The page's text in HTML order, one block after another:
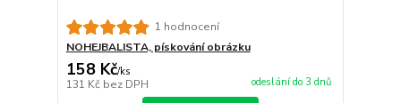
1 hodnocení
NOHEJBALISTA, pískování obrázku
158 Kč/ks
131 Kč bez DPH odeslání do 3 dnů